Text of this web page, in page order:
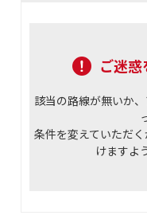
ご迷
該当の路線が無いか
条件を変えていただ
けますよ